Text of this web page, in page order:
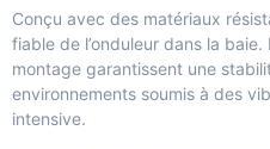
Conçu avec des matériaux
fiable de l’onduleur dans la
montage garantissent une
environnements soumis à des
intensive.